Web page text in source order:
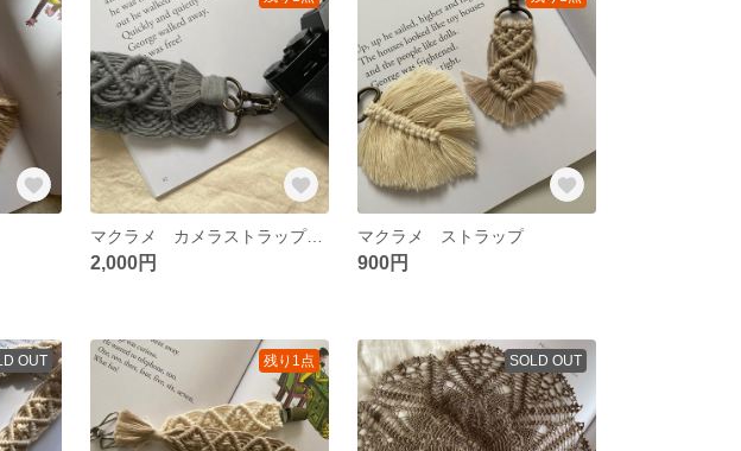
マクラメ カメラストラップ デニムアッシュ(34cm)のみ再販
2,000円
マクラメ ストラップ
900円
OUT 残り1点 SOLD OUT